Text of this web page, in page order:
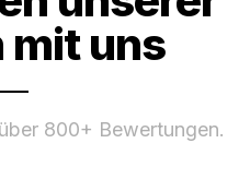
mit uns
800+ Bewertungen.